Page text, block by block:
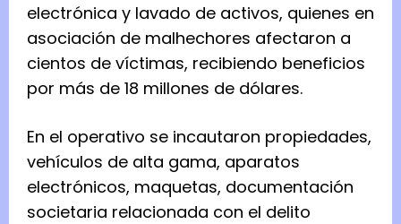
electrónica y lavado de activos, quienes en
asociación de malhechores afectaron a
cientos de víctimas, recibiendo beneficios
por más de 18 millones de dólares.
En el operativo se incautaron propiedades,
vehículos de alta gama, aparatos
electrónicos, maquetas, documentación
societaria relacionada con el delito